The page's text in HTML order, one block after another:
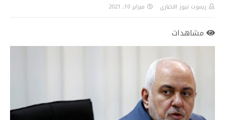
ريموت نيوز الاخباري فبراير 10, 2021
مشاهدات